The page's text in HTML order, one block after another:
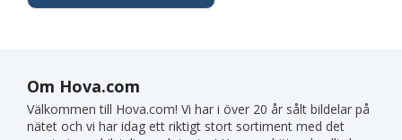
Om Hova.com
Välkommen till Hova.com! Vi har i över 20 år sålt bildelar på
nätet och vi har idag ett riktigt stort sortiment med det